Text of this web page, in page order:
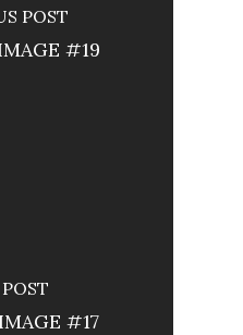
POST
#19
#17